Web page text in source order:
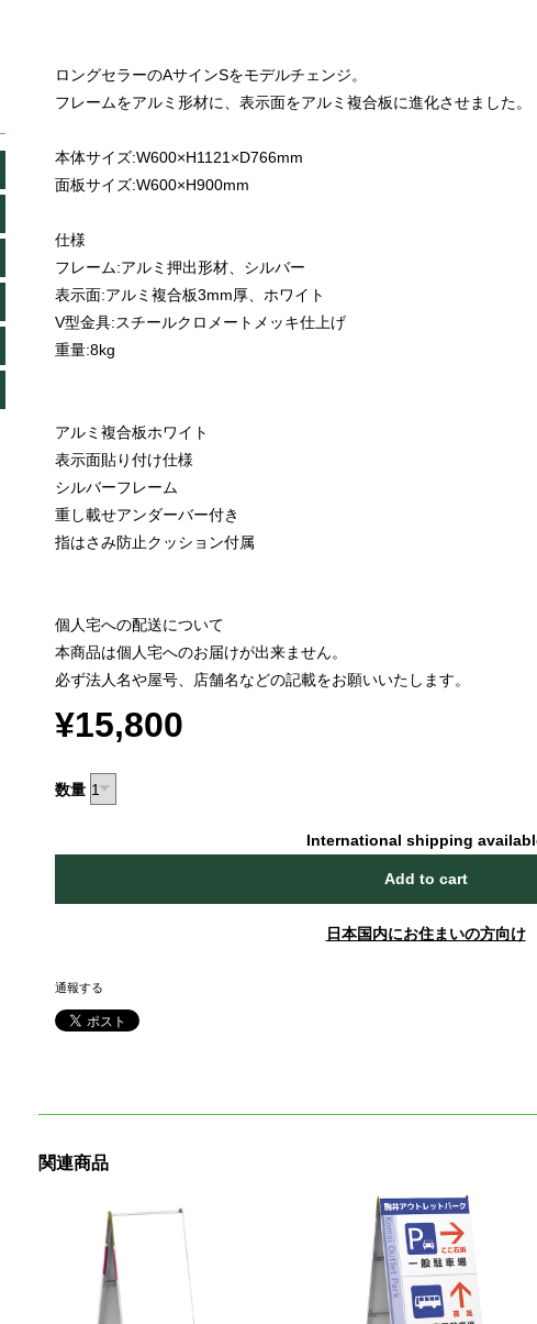
ロングセラーのAサインSをモデルチェンジ。
フレームをアルミ形材に、表示面をアルミ複合板に進化させました。
本体サイズ:W600×H1121×D766mm
面板サイズ:W600×H900mm
仕様
フレーム:アルミ押出形材、シルバー
表示面:アルミ複合板3mm厚、ホワイト
V型金具:スチールクロメートメッキ仕上げ
重量:8kg
アルミ複合板ホワイト
表示面貼り付け仕様
シルバーフレーム
重し載せアンダーバー付き
指はさみ防止クッション付属
個人宅への配送について
本商品は個人宅へのお届けが出来ません。
必ず法人名や屋号、店舗名などの記載をお願いいたします。
¥15,800
数量
International shipping
Add to cart
日本国内にお住まいの方向け
通報する
関連商品